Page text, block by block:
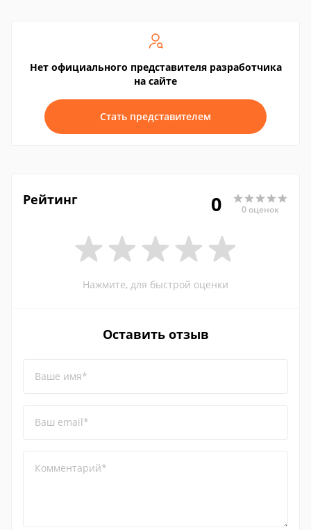
Нет официального представителя разработчика
на сайте
Стать представителем
Рейтинг 0 0 оценок
Нажмите, для быстрой оценки
Оставить отзыв
Ваше имя*
Ваш email*
Комментарий*